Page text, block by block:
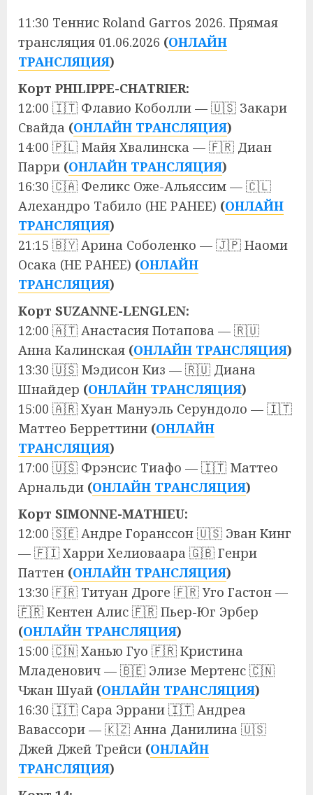
11:30 Теннис Roland Garros 2026. Прямая
трансляция 01.06.2026 (ОНЛАЙН
ТРАНСЛЯЦИЯ)
Корт PHILIPPE-CHATRIER:
12:00 🇮🇹 Флавио Коболли — 🇺🇸 Закари
Свайда (ОНЛАЙН ТРАНСЛЯЦИЯ)
14:00 🇵🇱 Майя Хвалинска — 🇫🇷 Диан
Парри (ОНЛАЙН ТРАНСЛЯЦИЯ)
16:30 🇨🇦 Феликс Оже-Альяссим — 🇨🇱
Алехандро Табило (НЕ РАНЕЕ) (ОНЛАЙН
ТРАНСЛЯЦИЯ)
21:15 🇧🇾 Арина Соболенко — 🇯🇵 Наоми
Осака (НЕ РАНЕЕ) (ОНЛАЙН
ТРАНСЛЯЦИЯ)
Корт SUZANNE-LENGLEN:
12:00 🇦🇹 Анастасия Потапова — 🇷🇺
Анна Калинская (ОНЛАЙН ТРАНСЛЯЦИЯ)
13:30 🇺🇸 Мэдисон Киз — 🇷🇺 Диана
Шнайдер (ОНЛАЙН ТРАНСЛЯЦИЯ)
15:00 🇦🇷 Хуан Мануэль Серундоло — 🇮🇹
Маттео Берреттини (ОНЛАЙН
ТРАНСЛЯЦИЯ)
17:00 🇺🇸 Фрэнсис Тиафо — 🇮🇹 Маттео
Арнальди (ОНЛАЙН ТРАНСЛЯЦИЯ)
Корт SIMONNE-MATHIEU:
12:00 🇸🇪 Андре Горанссон 🇺🇸 Эван Кинг
— 🇫🇮 Харри Хелиоваара 🇬🇧 Генри
Паттен (ОНЛАЙН ТРАНСЛЯЦИЯ)
13:30 🇫🇷 Титуан Дроге 🇫🇷 Уго Гастон —
🇫🇷 Кентен Алис 🇫🇷 Пьер-Юг Эрбер
(ОНЛАЙН ТРАНСЛЯЦИЯ)
15:00 🇨🇳 Ханью Гуо 🇫🇷 Кристина
Младенович — 🇧🇪 Элизе Мертенс 🇨🇳
Чжан Шуай (ОНЛАЙН ТРАНСЛЯЦИЯ)
16:30 🇮🇹 Сара Эррани 🇮🇹 Андреа
Вавассори — 🇰🇿 Анна Данилина 🇺🇸
Джей Джей Трейси (ОНЛАЙН
ТРАНСЛЯЦИЯ)